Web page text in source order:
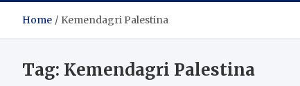
Home Kemendagri Palestina
Tag: Kemendagri Palestina